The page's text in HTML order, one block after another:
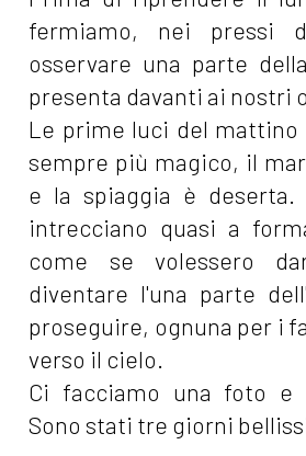
fermiamo, nei pressi
osservare una parte
presenta davanti ai nostri
Le prime luci del
sempre più magico, il
e la spiaggia è deserta.
intrecciano quasi a
come se volessero
diventare l'una parte
proseguire, ognuna per i
verso il cielo.
Ci facciamo una foto e
Sono stati tre giorni